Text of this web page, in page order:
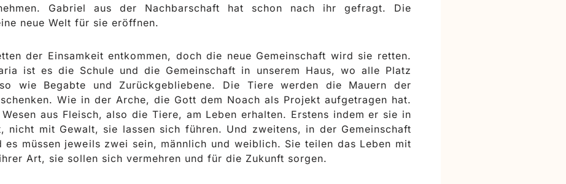
Gabriel aus der Nachbarschaft hat schon nach ihr gefragt. Die
neue Welt für sie eröffnen.
der Einsamkeit entkommen, doch die neue Gemeinschaft wird sie retten.
ist es die Schule und die Gemeinschaft in unserem Haus, wo alle Platz
wie Begabte und Zurückgebliebene. Die Tiere werden die Mauern der
Wie in der Arche, die Gott dem Noach als Projekt aufgetragen hat.
aus Fleisch, also die Tiere, am Leben erhalten. Erstens indem er sie in
nicht mit Gewalt, sie lassen sich führen. Und zweitens, in der Gemeinschaft
müssen jeweils zwei sein, männlich und weiblich. Sie teilen das Leben mit
Art, sie sollen sich vermehren und für die Zukunft sorgen.